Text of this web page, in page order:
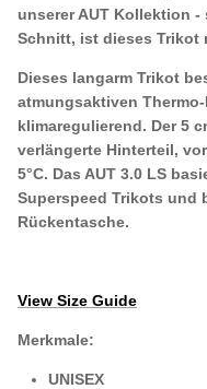
unserer AUT Kollektion
Schnitt, ist dieses Trikot
Dieses langarm Trikot
atmungsaktiven
klimaregulierend. Der 5
verlängerte Hinterteil,
5°C. Das AUT 3.0 LS
Superspeed Trikots und
Rückentasche.
View Size Guide
Merkmale:
UNISEX